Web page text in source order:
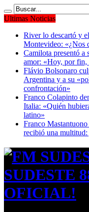
Ultimas Noticias
River lo descartó y
Montevideo: «¿Nos
Camilota presentó a
amor: «Hoy, por fin,
Flávio Bolsonaro
Argentina y a su
confrontación»
Franco Colapinto
Italia: «Quién
latino»
Franco
recibió una
SUDESTE
OFICIAL!